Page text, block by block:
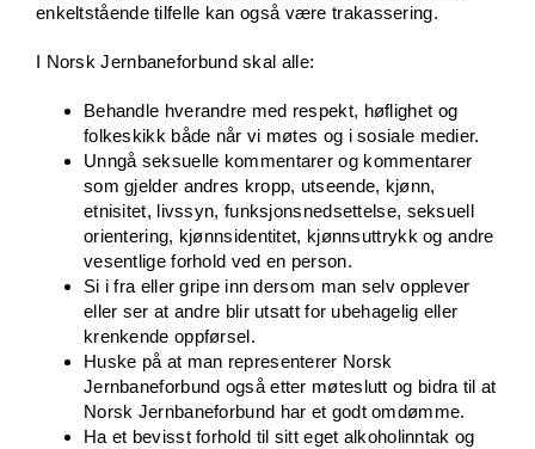
enkeltstående tilfelle kan også være trakassering.
I Norsk Jernbaneforbund skal alle:
Behandle hverandre med respekt, høflighet og
folkeskikk både når vi møtes og i sosiale medier.
Unngå seksuelle kommentarer og kommentarer
som gjelder andres kropp, utseende, kjønn,
etnisitet, livssyn, funksjonsnedsettelse, seksuell
orientering, kjønnsidentitet, kjønnsuttrykk og andre
vesentlige forhold ved en person.
Si i fra eller gripe inn dersom man selv opplever
eller ser at andre blir utsatt for ubehagelig eller
krenkende oppførsel.
Huske på at man representerer Norsk
Jernbaneforbund også etter møteslutt og bidra til at
Norsk Jernbaneforbund har et godt omdømme.
Ha et bevisst forhold til sitt eget alkoholinntak og